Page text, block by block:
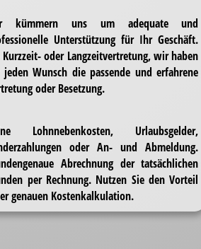
kümmern uns um adequate und
Unterstützung für Ihr Geschäft.
Kurzzeit- oder Langzeitvertretung, wir haben
Wunsch die passende und erfahrene
oder Besetzung.
Lohnnebenkosten, Urlaubsgelder,
oder An- und Abmeldung.
Abrechnung der tatsächlichen
per Rechnung. Nutzen Sie den Vorteil
genauen Kostenkalkulation.